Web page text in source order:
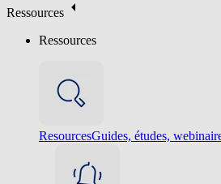
Ressources
Ressources
ResourcesGuides, études,